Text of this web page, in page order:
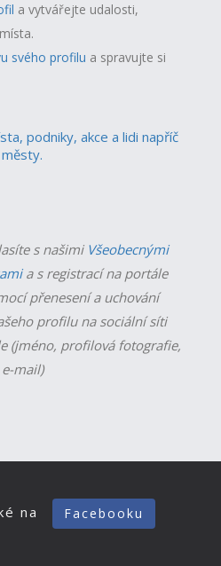
a vytvářejte udalosti,
svého profilu a spravujte si
podniky, akce a lidi napříč
městy.
s našimi Všeobecnými
a s registrací na portále
přenesení a uchování
profilu na sociální síti
(jméno, profilová fotografie,
e-mail)
na Facebooku